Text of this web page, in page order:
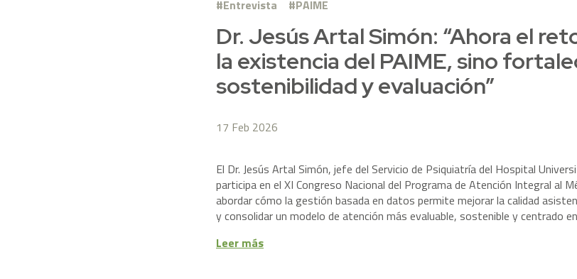
Entrevista PAIME
Dr. Jesús Artal Simón: “Ahora el
la existencia del PAIME, sino
sostenibilidad y evaluación”
17 Feb 2026
El Dr. Jesús Artal Simón, jefe del Servicio de Psiquiatría del Hospital
participa en el XI Congreso Nacional del Programa de Atención Integral al
abordar cómo la gestión basada en datos permite mejorar la calidad
y consolidar un modelo de atención más evaluable, sostenible y centrado
Leer más